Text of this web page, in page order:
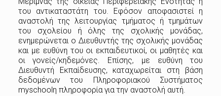
του αντικαταστάτη του. Εφόσον αποφασιστεί η
αναστολή της λειτουργίας τμήματος ή τμημάτων
του σχολείου ή όλης της σχολικής μονάδας,
ενημερώνεται ο Διευθυντής της σχολικής μονάδας
και με ευθύνη του οι εκπαιδευτικοί, οι μαθητές και
οι γονείς/κηδεμόνες. Επίσης, με ευθύνη του
Διευθυντή Εκπαίδευσης, καταχωρείται στη βάση
δεδομένων του Πληροφοριακού Συστήματος
myschoolη πληροφορία για την αναστολή αυτή.